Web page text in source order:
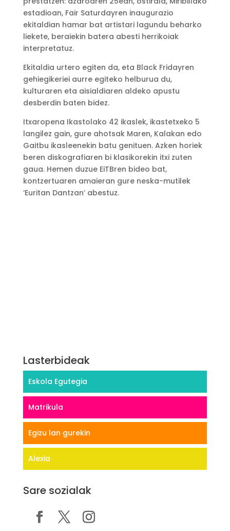
estadioan, Fair Saturdayren inaugurazio
ekitaldian hamar bat artistari lagundu beharko
liekete, beraiekin batera abesti herrikoiak
interpretatuz.
Ekitaldia urtero egiten da, eta Black Fridayren
gehiegikeriei aurre egiteko helburua du,
kulturaren eta aisialdiaren aldeko apustu
desberdin baten bidez.
Itxaropena Ikastolako 42 ikaslek, ikastetxeko 5
langilez gain, gure ahotsak Maren, Kalakan edo
Gaitbu ikasleenekin batu genituen. Azken horiek
beren diskografiaren bi klasikorekin itxi zuten
gaua. Hemen duzue EiTBren bideo bat,
kontzertuaren amaieran gure neska-mutilek
‘Euritan Dantzan’ abestuz.
Lasterbideak
Eskola Egutegia
Matrikula
Egizu lan gurekin
Alexia
Sare sozialak